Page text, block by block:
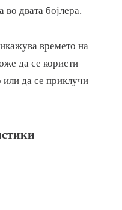
во двата бојлера.
времето на
да се користи
или да се приклучи